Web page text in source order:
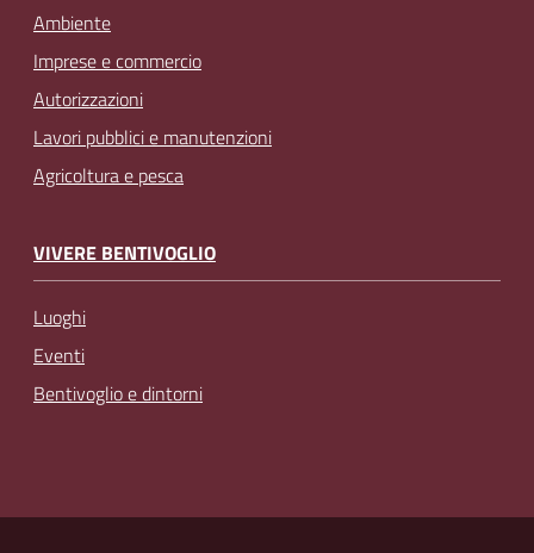
Ambiente
Imprese e commercio
Autorizzazioni
Lavori pubblici e manutenzioni
Agricoltura e pesca
VIVERE BENTIVOGLIO
Luoghi
Eventi
Bentivoglio e dintorni